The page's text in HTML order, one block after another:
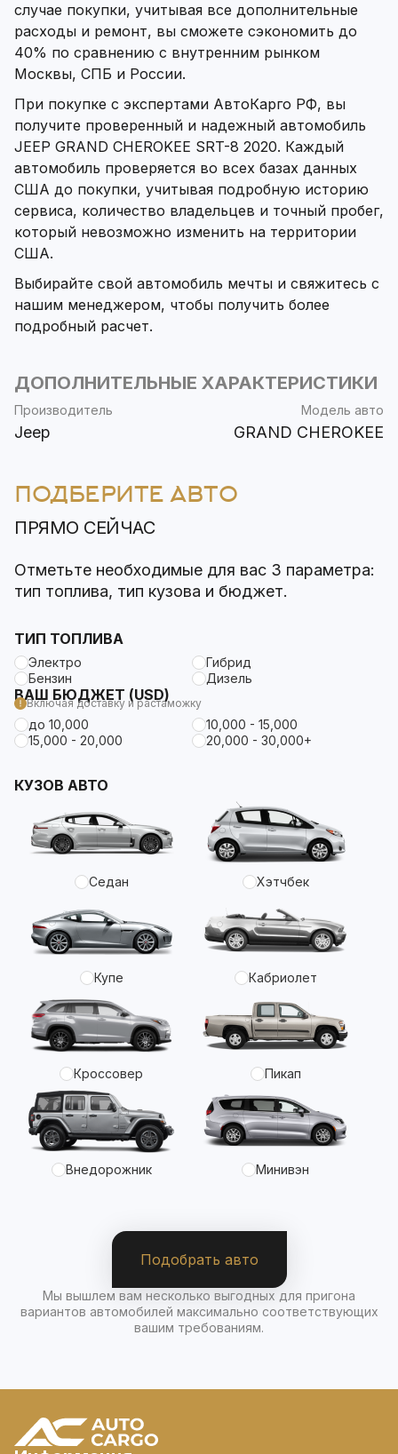
случае покупки, учитывая все дополнительные
расходы и ремонт, вы сможете сэкономить до
40% по сравнению с внутренним рынком
Москвы, СПБ и России.
При покупке с экспертами АвтоКарго РФ, вы
получите проверенный и надежный автомобиль
JEEP GRAND CHEROKEE SRT-8 2020. Каждый
автомобиль проверяется во всех базах данных
США до покупки, учитывая подробную историю
сервиса, количество владельцев и точный пробег,
который невозможно изменить на территории
США.
Выбирайте свой автомобиль мечты и свяжитесь с
нашим менеджером, чтобы получить более
подробный расчет.
ДОПОЛНИТЕЛЬНЫЕ ХАРАКТЕРИСТИКИ
Производитель
Jeep
Модель авто
GRAND CHEROKEE
ПОДБЕРИТЕ АВТО
ПРЯМО СЕЙЧАС
Отметьте необходимые для вас 3 параметра:
тип топлива, тип кузова и бюджет.
ТИП ТОПЛИВА
Электро
Гибрид
Бензин
Дизель
ВАШ БЮДЖЕТ (USD)
Включая доставку и растаможку
до 10,000
10,000 - 15,000
15,000 - 20,000
20,000 - 30,000+
КУЗОВ АВТО
Седан Хэтчбек
Купе Кабриолет
Кроссовер Пикап
Внедорожник Минивэн
Подобрать авто
Мы вышлем вам несколько выгодных для пригона
вариантов автомобилей максимально соответствующих
вашим требованиям.